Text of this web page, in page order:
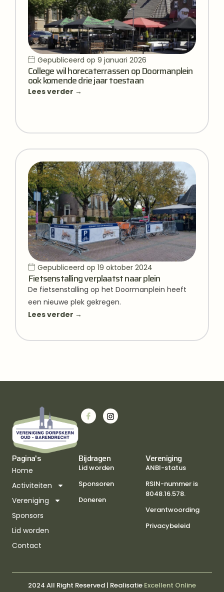
Gepubliceerd op 9 januari 2026
College wil horecaterrassen op Doormanplein
ook komende drie jaar toestaan
Lees verder →
Gepubliceerd op 19 oktober 2024
Fietsenstalling verplaatst naar plein
De fietsenstalling op het Doormanplein heeft
een nieuwe plek gekregen.
Lees verder →
Bijdragen
Lid worden
Sponsoren
Doneren
Vereniging
ANBI-status
RSIN-nummer is
8048.16.578.
Verantwoording
Privacybeleid
Pagina's
Home
Activiteiten
Vereniging
Sponsors
Lid worden
Contact
2024 All Right Reserved | Realisatie Excellent Online